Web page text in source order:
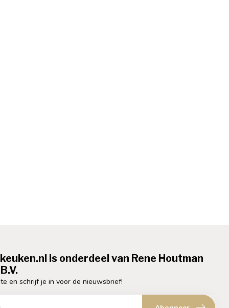
is onderdeel van Rene Houtman
en schrijf je in voor de nieuwsbrief!